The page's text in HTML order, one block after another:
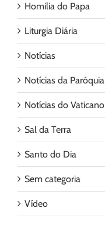
Homilia do Papa
Liturgia Diária
Notícias
Notícias da Paróquia
Notícias do Vaticano
Sal da Terra
Santo do Dia
Sem categoria
Vídeo